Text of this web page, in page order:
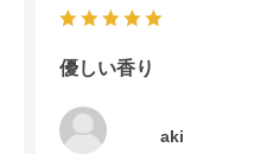
優しい香り
aki